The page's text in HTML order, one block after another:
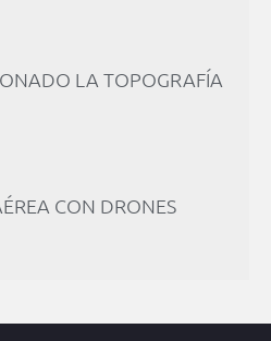
LA TOPOGRAFÍA
CON DRONES